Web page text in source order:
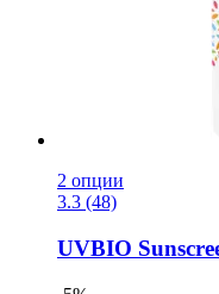
2 опции
3.3 (48)
UVBIO